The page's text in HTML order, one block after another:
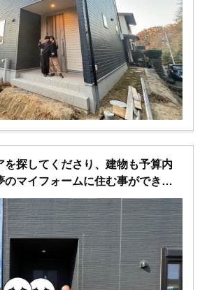
を探してくださり、建物も予算内
のマイフォームに住む事ができま
てる事ができ大満足です♪